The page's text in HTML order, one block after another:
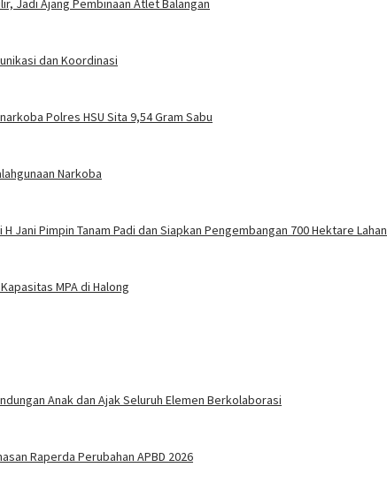
Jadi Ajang Pembinaan Atlet Balangan
dan Koordinasi
Polres HSU Sita 9,54 Gram Sabu
Narkoba
Jani Pimpin Tanam Padi dan Siapkan Pengembangan 700 Hektare Lahan
MPA di Halong
Anak dan Ajak Seluruh Elemen Berkolaborasi
Raperda Perubahan APBD 2026